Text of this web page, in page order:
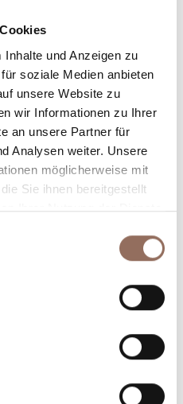
und Anzeigen zu
soziale Medien anbieten
unsere Website zu
wir Informationen zu Ihrer
an unsere Partner für
Analysen weiter. Unsere
möglicherweise mit
Sie ihnen bereitgestellt
Ihrer Nutzung der Dienste
und isst, was du in jedem
Roero unternehmen
Wetter in Echtzeit.